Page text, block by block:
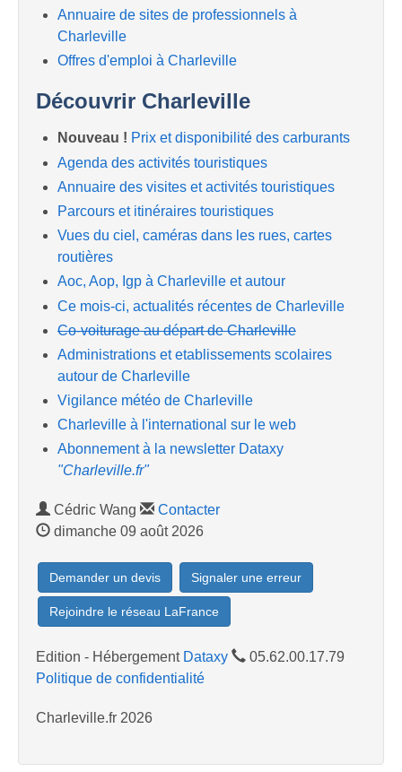
Annuaire de sites de professionnels à
Charleville
Offres d'emploi à Charleville
Découvrir Charleville
Nouveau ! Prix et disponibilité des carburants
Agenda des activités touristiques
Annuaire des visites et activités touristiques
Parcours et itinéraires touristiques
Vues du ciel, caméras dans les rues, cartes
routières
Aoc, Aop, Igp à Charleville et autour
Ce mois-ci, actualités récentes de Charleville
Co-voiturage au départ de Charleville
Administrations et etablissements scolaires
autour de Charleville
Vigilance météo de Charleville
Charleville à l'international sur le web
Abonnement à la newsletter Dataxy
"Charleville.fr"
Cédric Wang
Contacter
dimanche 09 août 2026
Demander un devis Signaler une erreur
Rejoindre le réseau LaFrance
Edition - Hébergement Dataxy
05.62.00.17.79
Politique de confidentialité
Charleville.fr 2026